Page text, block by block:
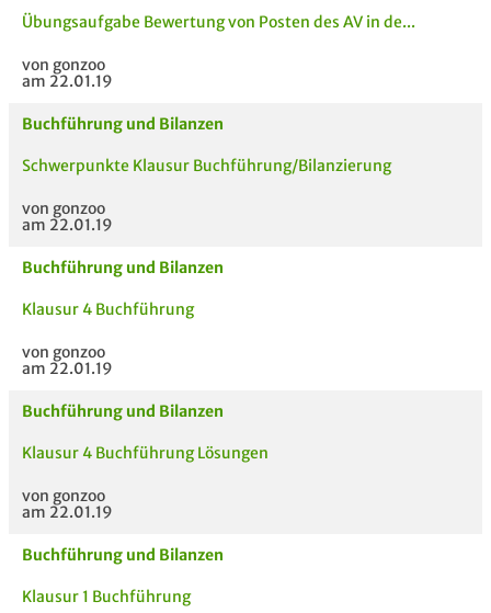
MODULE
TITEL DER UNTERLAG
Übungsaufgabe Bewertung von Posten des AV in de...
von gonzoo
am 22.01.19
Buchführung und Bilanzen
Schwerpunkte Klausur Buchführung/Bilanzierung
von gonzoo
am 22.01.19
Buchführung und Bilanzen
Klausur 4 Buchführung
von gonzoo
am 22.01.19
Buchführung und Bilanzen
Klausur 4 Buchführung Lösungen
von gonzoo
am 22.01.19
Buchführung und Bilanzen
Klausur 1 Buchführung